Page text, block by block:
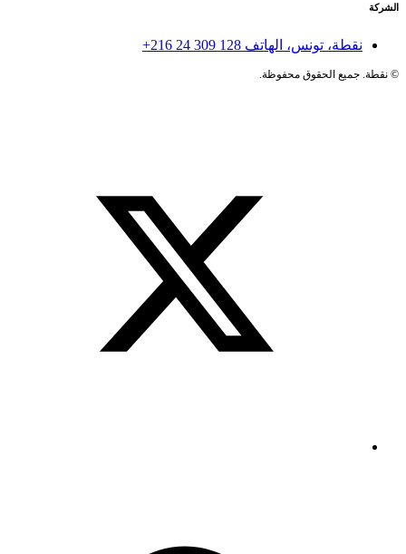
الشركة
نقطة، تونس، الهاتف +216 24 309 128
©نقطة. جميع الحقوق محفوظة.